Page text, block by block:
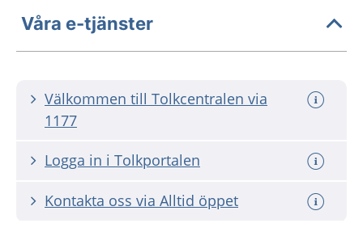
Våra e-tjänster
Välkommen till Tolkcentralen via
1177
Logga in i Tolkportalen
Kontakta oss via Alltid öppet